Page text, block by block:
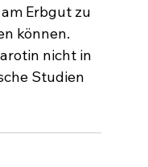
Erbgut zu
können.
nicht in
Studien